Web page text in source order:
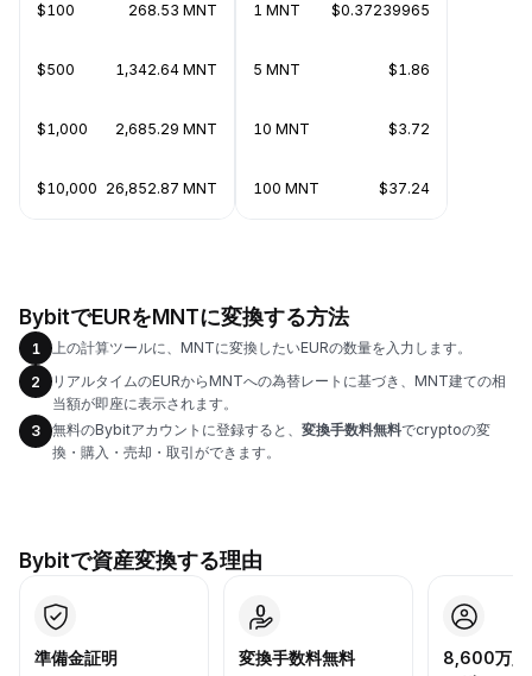
$100 268.53 MNT
$500 1,342.64 MNT
$1,000 2,685.29 MNT
$10,000 26,852.87 MNT
1 MNT $0.37239965
5 MNT $1.86
10 MNT $3.72
100 MNT $37.24
BybitでEURをMNTに変換する方法
1
上の計算ツールに、MNTに変換したいEURの数量を入力します。
2
リアルタイムのEURからMNTへの為替レートに基づき、MNT建ての相
当額が即座に表示されます。
3
無料のBybitアカウントに登録すると、 変換手数料無料でcryptoの変
換・購入・売却・取引ができます。
Bybitで資産変換する理由
準備金証明 変換手数料無料
8,600万人